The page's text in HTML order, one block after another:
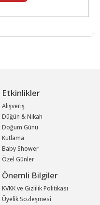
Etkinlikler
Alışveriş
Düğün & Nikah
Doğum Günü
Kutlama
Baby Shower
Özel Günler
Önemli Bilgiler
KVKK ve Gizlilik Politikası
Üyelik Sözleşmesi